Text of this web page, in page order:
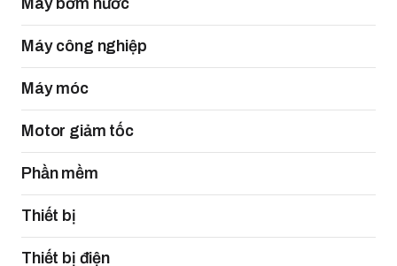
Máy công nghiệp
Máy móc
Motor giảm tốc
Phần mềm
Thiết bị
Thiết bị điện